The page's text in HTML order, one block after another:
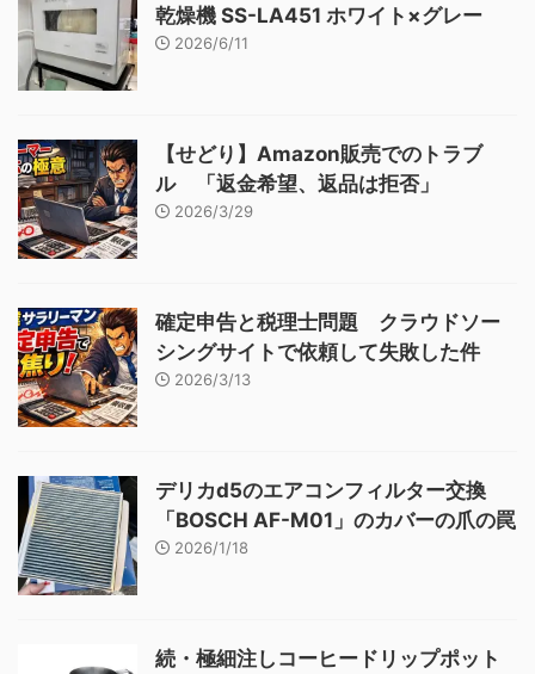
乾燥機 SS-LA451 ホワイト×グレー
2026/6/11
【せどり】Amazon販売でのトラブ
ル 「返金希望、返品は拒否」
2026/3/29
確定申告と税理士問題 クラウドソー
シングサイトで依頼して失敗した件
2026/3/13
デリカd5のエアコンフィルター交換
「BOSCH AF-M01」のカバーの爪の罠
2026/1/18
続・極細注しコーヒードリップポット